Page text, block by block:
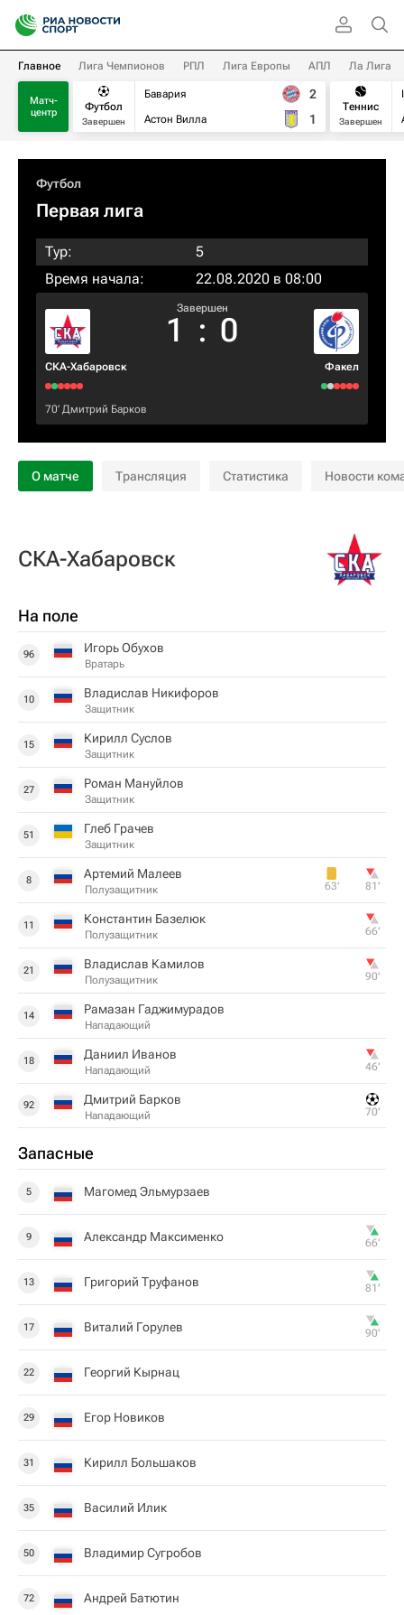
Главное Лига Чемпионов РПЛ Лига Европы АПЛ Ла Лига
Матч-
центр
Футбол
Завершен
Бавария
Астон Вилла
2
1
Теннис
Завершен
Футбол
Первая лига
Тур:
5
Время начала:
22.08.2020 в 08:00
СКА-Хабаровск
Завершен
1 : 0
Факел
70‎’‎ Дмитрий Барков
О матче Трансляция Статистика Новости
СКА-Хабаровск
На поле
96 Игорь Обухов
Вратарь
10 Владислав Никифоров
Защитник
15 Кирилл Суслов
Защитник
27 Роман Мануйлов
Защитник
51 Глеб Грачев
Защитник
8 Артемий Малеев
Полузащитник 63‎’‎ 81‎’‎
11 Константин Базелюк
Полузащитник 66‎’‎
21 Владислав Камилов
Полузащитник 90‎’‎
14 Рамазан Гаджимурадов
Нападающий
18 Даниил Иванов
Нападающий 46‎’‎
92 Дмитрий Барков
Нападающий 70‎’‎
Запасные
5 Магомед Эльмурзаев
9 Александр Максименко 66‎’‎
13 Григорий Труфанов 81‎’‎
17 Виталий Горулев 90‎’‎
22 Георгий Кырнац
29 Егор Новиков
31 Кирилл Большаков
35 Василий Илик
50 Владимир Сугробов
72 Андрей Батютин